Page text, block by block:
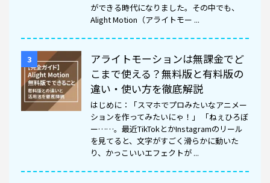
ができる時代になりました。その中でも、
Alight Motion（アライトモー ...
3
アライトモーションは無課金でど
こまで使える？無料版と有料版の
違い・使い方を徹底解説
はじめに：「スマホでプロみたいなアニメー
ションを作ってみたいにゃ！」 「ねぇひろぼ
ー……。最近TikTokとかInstagramのリール
を見てると、文字がすごく滑らかに動いた
り、かっこいいエフェクトが ...